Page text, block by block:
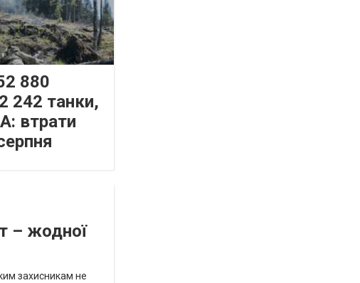
880
242 танки,
втрати
– жодної
захисникам не